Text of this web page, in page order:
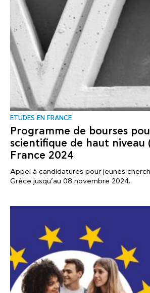
ΕTUDES EN FRANCE
Programme de bourses
scientifique de haut niveau
France 2024
Appel à candidatures pour jeunes
Grèce jusqu’au 08 novembre 2024..